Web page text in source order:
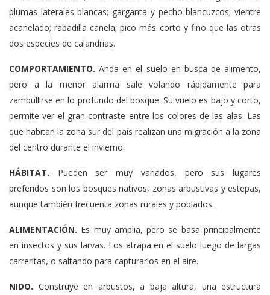
plumas laterales blancas; garganta y pecho blancuzcos; vientre
acanelado; rabadilla canela; pico más corto y fino que las otras
dos especies de calandrias.
COMPORTAMIENTO. Anda en el suelo en busca de alimento,
pero a la menor alarma sale volando rápidamente para
zambullirse en lo profundo del bosque. Su vuelo es bajo y corto,
permite ver el gran contraste entre los colores de las alas. Las
que habitan la zona sur del país realizan una migración a la zona
del centro durante el invierno.
HÁBITAT. Pueden ser muy variados, pero sus lugares
preferidos son los bosques nativos, zonas arbustivas y estepas,
aunque también frecuenta zonas rurales y poblados.
ALIMENTACIÓN. Es muy amplia, pero se basa principalmente
en insectos y sus larvas. Los atrapa en el suelo luego de largas
carreritas, o saltando para capturarlos en el aire.
NIDO. Construye en arbustos, a baja altura, una estructura